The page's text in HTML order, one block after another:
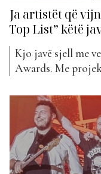
Ja artistët që
Top List” këtë
Kjo javë sjell me
Awards. Me
ka lindur dhe
studiojë muzikë